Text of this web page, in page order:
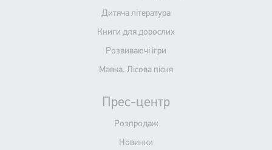
Дитяча література
Книги для дорослих
Розвиваючі ігри
Мавка. Лісова пісня
Прес-центр
Розпродаж
Новинки